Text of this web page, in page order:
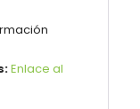
Enlace al